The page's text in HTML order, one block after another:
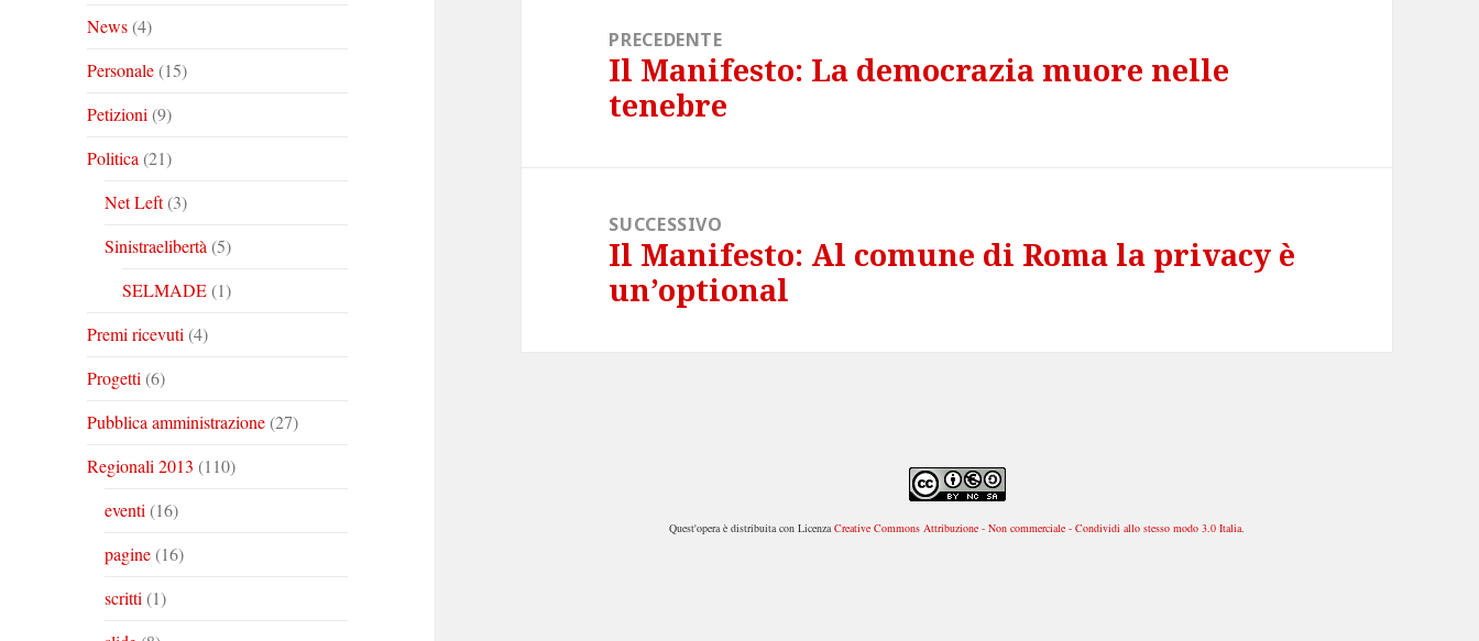
News(4)
Personale(15)
Petizioni (9)
Politica (21)
Net Left(3)
Sinistraelibertà (5)
SELMADE(1)
Premi ricevuti (4)
Progetti (6)
Pubblica amministrazione(27)
Regionali 2013 (110)
eventi (16)
pagine(16)
scritti (1)
PRECEDENTE
Articolo
precedente:
Il Manifesto: La democrazia muore nelle
tenebre
SUCCESSIVO
Articolo
successivo:
Il Manifesto: Al comune di Roma la privacy è
un’optional
Quest'opera è distribuita con LicenzaCreative Commons Attribuzione - Non commerciale - Condividi allo stesso modo 3.0 Italia.